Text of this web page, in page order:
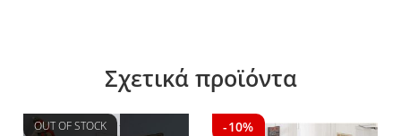
Σχετικά προϊόντα
OUT OF STOCK -10%